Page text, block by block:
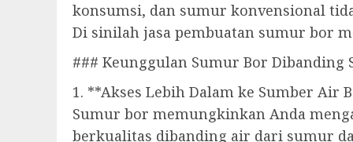
konsumsi, dan sumur konvensional
Di sinilah jasa pembuatan sumur bor
### Keunggulan Sumur Bor Dibanding
1. **Akses Lebih Dalam ke Sumber Air
Sumur bor memungkinkan Anda
berkualitas dibanding air dari sumur